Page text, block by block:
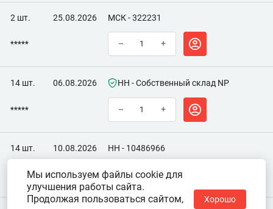
2 шт. 25.08.2026 МСК - 322231
***** – +
14 шт. 06.08.2026 НН - Собственный склад NP
***** – +
14 шт. 10.08.2026 НН - 10486966
***** – +
Мы используем файлы cookie для
улучшения работы сайта.
Продолжая пользоваться сайтом,
Хорошо